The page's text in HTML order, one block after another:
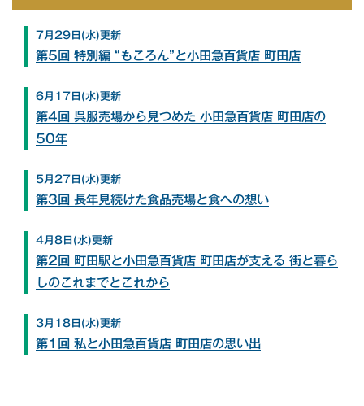
7月29日(水)更新
第5回 特別編 “もころん”と小田急百貨店 町田店
6月17日(水)更新
第4回 呉服売場から見つめた 小田急百貨店 町田店の
50年
5月27日(水)更新
第3回 長年見続けた食品売場と食への想い
4月8日(水)更新
第2回 町田駅と小田急百貨店 町田店が支える 街と暮ら
しのこれまでとこれから
3月18日(水)更新
第1回 私と小田急百貨店 町田店の思い出